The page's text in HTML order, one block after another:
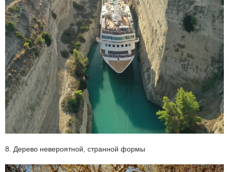
8. Дерево невероятной, странной формы